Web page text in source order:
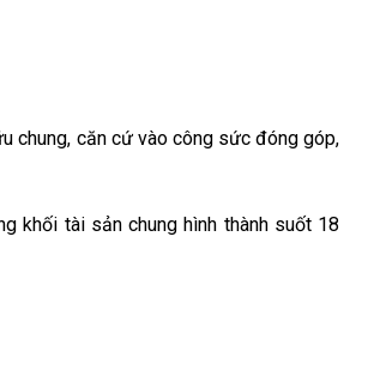
chung, căn cứ vào công sức đóng góp,
khối tài sản chung hình thành suốt 18